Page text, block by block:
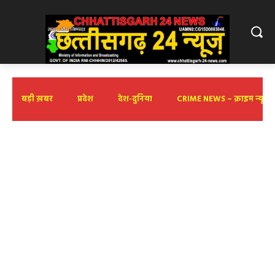
बड़ी ख़बर प्रदेश देश-दुनिया CRIME NEWS – क्राइम न्यूज़